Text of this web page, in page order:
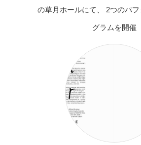
の草月ホールにて、 2つのパ
グラムを開催